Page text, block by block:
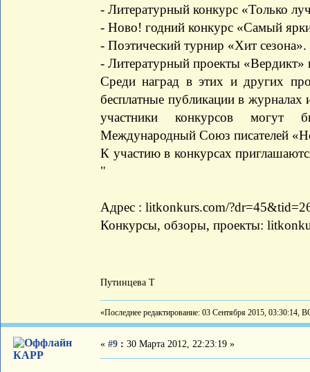
- Литературный конкурс «Только
- Ново! годний конкурс «Самый
- Поэтический турнир «Хит сезона».
- Литературный проекты «Вердикт»
Среди наград в этих и других
бесплатные публикации в
участники конкурсов могут
Международный Союз писателей
К участию в конкурсах
"
Адрес : litkonkurs.com/
Конкурсы, обзоры, проекты:
Путинцева Т
«Последнее редактирование: 03 Сентября 2015, 03:30:14,
КАРР
« #9 : 30 Марта 2012, 22:23:19 »